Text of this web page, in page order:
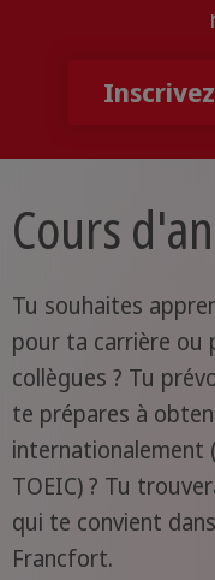
Cours
Tu souhaites
pour ta carrière ou
collègues ? Tu
te prépares à
internationalement
TOEIC) ? Tu
qui te convient
Francfort.